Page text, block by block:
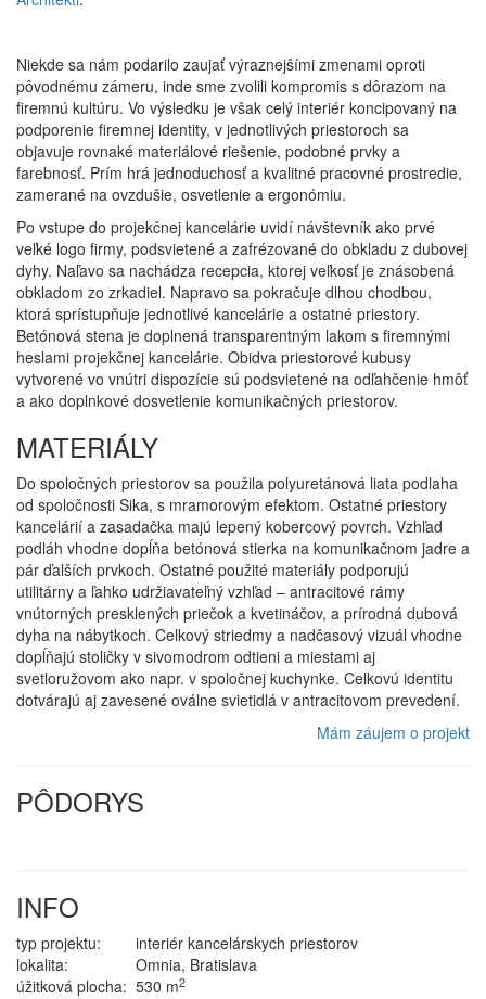
Niekde sa nám podarilo zaujať výraznejšími zmenami oproti
pôvodnému zámeru, inde sme zvolili kompromis s dôrazom na
firemnú kultúru. Vo výsledku je však celý interiér koncipovaný na
podporenie firemnej identity, v jednotlivých priestoroch sa
objavuje rovnaké materiálové riešenie, podobné prvky a
farebnosť. Prím hrá jednoduchosť a kvalitné pracovné prostredie,
zamerané na ovzdušie, osvetlenie a ergonómiu.
Po vstupe do projekčnej kancelárie uvidí návštevník ako prvé
veľké logo firmy, podsvietené a zafrézované do obkladu z dubovej
dyhy. Naľavo sa nachádza recepcia, ktorej veľkosť je znásobená
obkladom zo zrkadiel. Napravo sa pokračuje dlhou chodbou,
ktorá sprístupňuje jednotlivé kancelárie a ostatné priestory.
Betónová stena je doplnená transparentným lakom s firemnými
heslami projekčnej kancelárie. Obidva priestorové kubusy
vytvorené vo vnútri dispozície sú podsvietené na odľahčenie hmôť
a ako doplnkové dosvetlenie komunikačných priestorov.
MATERIÁLY
Do spoločných priestorov sa použila polyuretánová liata podlaha
od spoločnosti Sika, s mramorovým efektom. Ostatné priestory
kancelárií a zasadačka majú lepený kobercový povrch. Vzhľad
podláh vhodne dopĺňa betónová stierka na komunikačnom jadre a
pár ďalších prvkoch. Ostatné použité materiály podporujú
utilitárny a ľahko udržiavateľný vzhľad – antracitové rámy
vnútorných presklených priečok a kvetináčov, a prírodná dubová
dyha na nábytkoch. Celkový striedmy a nadčasový vizuál vhodne
dopĺňajú stoličky v sivomodrom odtieni a miestami aj
svetloružovom ako napr. v spoločnej kuchynke. Celkovú identitu
dotvárajú aj zavesené oválne svietidlá v antracitovom prevedení.
Mám záujem o projekt
PÔDORYS
INFO
typ projektu:
interiér kancelárskych priestorov
lokalita:
Omnia, Bratislava
úžitková plocha: 530 m2